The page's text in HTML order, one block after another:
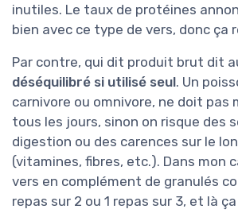
inutiles. Le taux de protéines
bien avec ce type de vers, donc ça
Par contre, qui dit produit brut dit
déséquilibré si utilisé seul. Un
carnivore ou omnivore, ne doit pas
tous les jours, sinon on risque des
digestion ou des carences sur le
(vitamines, fibres, etc.). Dans mon
vers en complément de granulés
repas sur 2 ou 1 repas sur 3, et là